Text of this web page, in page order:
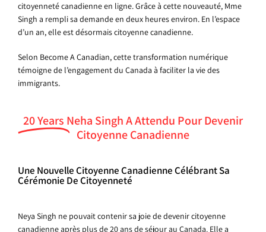
citoyenneté canadienne en ligne. Grâce à cette nouveauté, Mme
Singh a rempli sa demande en deux heures environ. En l’espace
d’un an, elle est désormais citoyenne canadienne.
Selon Become A Canadian, cette transformation numérique
témoigne de l’engagement du Canada à faciliter la vie des
immigrants.
20 Years Neha Singh A Attendu Pour Devenir
Citoyenne Canadienne
Une Nouvelle Citoyenne Canadienne Célébrant Sa
Cérémonie De Citoyenneté
Neya Singh ne pouvait contenir sa joie de devenir citoyenne
canadienne après plus de 20 ans de séjour au Canada. Elle a